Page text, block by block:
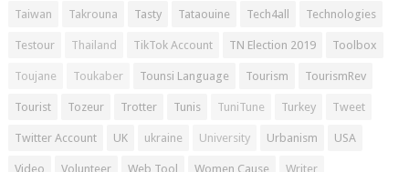
Taiwan Takrouna Tasty Tataouine Tech4all Technologies
Testour Thailand TikTok Account TN Election 2019 Toolbox
Toujane Toukaber Tounsi Language Tourism TourismRev
Tourist Tozeur Trotter Tunis TuniTune Turkey Tweet
Twitter Account UK ukraine University Urbanism USA
Video Volunteer Web Tool Women Cause Writer